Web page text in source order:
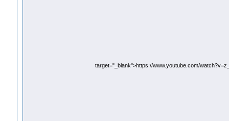
target="_blank">https://www.youtube.com/